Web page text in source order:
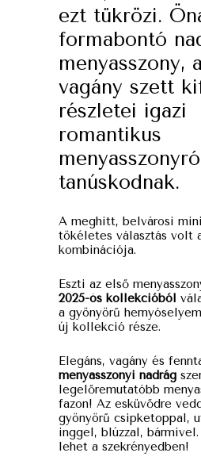
ezt tükrözi.
formabontó
menyasszony,
vagány szett
részletei igazi
romantikus
tanúskodnak.
A meghitt, belvárosi
tökéletes választás volt
kombinációja.
Eszti az első
2025-ös kollekcióból
a gyönyörű
új kollekció része.
Elegáns, vagány és
menyasszonyi nadrág
legelőremutatóbb
fazon! Az esküvődre
gyönyörű csipketoppal,
inggel, blúzzal,
lehet a szekrényedben!